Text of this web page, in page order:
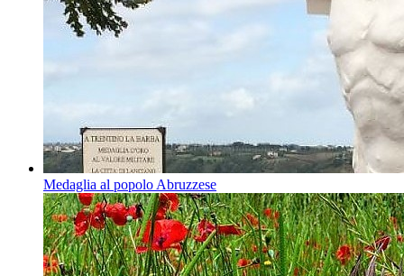
Medaglia al popolo Abruzzese